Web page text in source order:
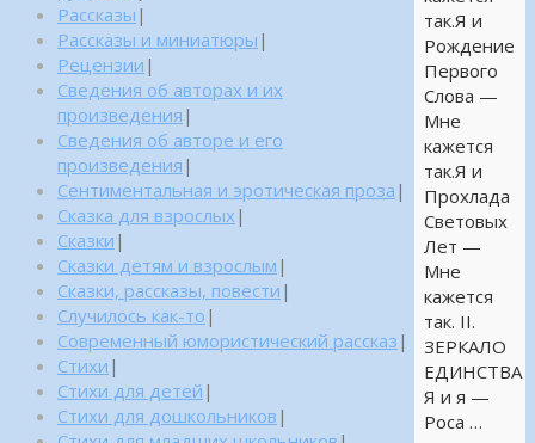
так.Я и
Рождение
Первого
Слова —
Мне
кажется
так.Я и
Прохлада
Световых
Лет —
Мне
кажется
так. II.
ЗЕРКАЛО
ЕДИНСТВА
Я и я —
Роса …
Рассказы |
Рассказы и миниатюры |
Рецензии |
Сведения об авторах и их
произведения |
Сведения об авторе и его
произведения |
Сентиментальная и эротическая проза |
Сказка для взрослых |
Сказки |
Сказки детям и взрослым |
Сказки, рассказы, повести |
Случилось как-то |
Современный юмористический рассказ |
Стихи |
Стихи для детей |
Стихи для дошкольников |